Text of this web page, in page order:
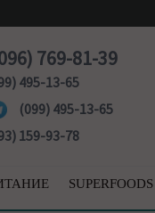
769-81-39
495-13-65
(099) 495-13-65
159-93-78
SUPERFOODS